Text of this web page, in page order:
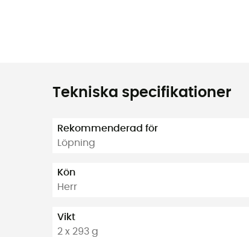
Tekniska specifikationer
Rekommenderad för
Löpning
Kön
Herr
Vikt
2 x 293 g